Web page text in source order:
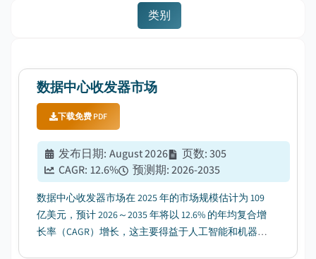
类别
数据中心收发器市场
下载免费 PDF
发布日期: August 2026 页数:305
CAGR: 12.6% 预测期:2026-2035
数据中心收发器市场在 2025 年的市场规模估计为 109
亿美元，预计 2026～2035 年将以 12.6% 的年均复合增
长率（CAGR）增长，这主要得益于人工智能和机器学